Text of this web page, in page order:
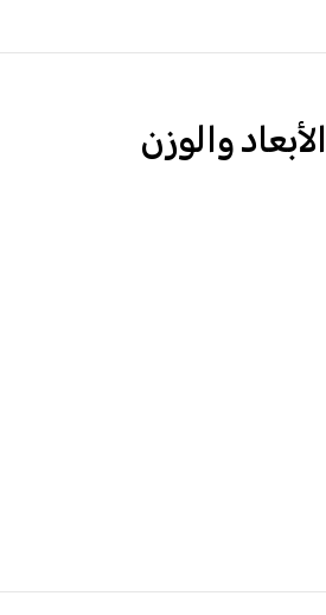
الأبعاد والوزن